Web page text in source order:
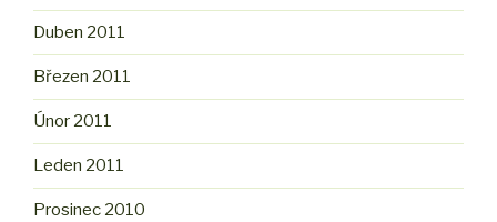
Duben 2011
Březen 2011
Únor 2011
Leden 2011
Prosinec 2010